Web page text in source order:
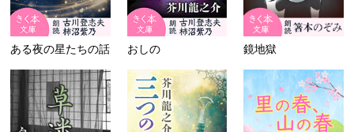
ある夜の星たちの話 おしの 鏡地獄